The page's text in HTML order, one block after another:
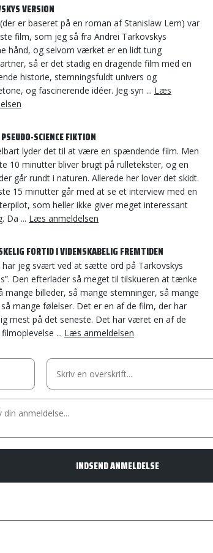
VERSION
er baseret på en roman af Stanislaw Lem) var
film, som jeg så fra Andrei Tarkovskys
hånd, og selvom værket er en lidt tung
så er det stadig en dragende film med en
historie, stemningsfuldt univers og
og fascinerende idéer. Jeg syn ... Læs
SCIENCE FIKTION
lyder det til at være en spændende film. Men
10 minutter bliver brugt på rulletekster, og en
går rundt i naturen. Allerede her lover det skidt.
15 minutter går med at se et interview med en
som heller ikke giver meget interessant
Da ... Læs anmeldelsen
FORTID I VIDENSKABELIG FREMTIDEN
har jeg svært ved at sætte ord på Tarkovskys
Den efterlader så meget til tilskueren at tænke
mange billeder, så mange stemninger, så mange
mange følelser. Det er en af de film, der har
mest på det seneste. Det har været en af de
... Læs anmeldelsen